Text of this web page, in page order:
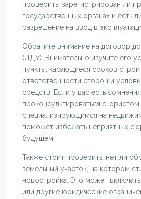
проверить, зарегистрирован ли
государственных органах и есть
разрешение на ввод в
Обратите внимание на договор
(ДДУ). Внимательно изучите его
пункты, касающиеся сроков
ответственности сторон и
средств. Если у вас есть
проконсультироваться с юристом,
специализирующимся на
поможет избежать неприятных
будущем.
Также стоит проверить, нет ли
земельный участок, на котором
новостройка. Это может
или другие юридические